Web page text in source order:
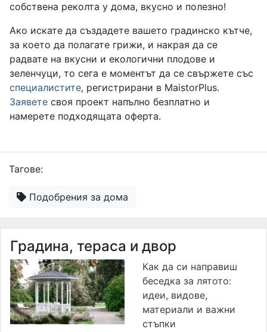
собствена реколта у дома, вкусно и полезно!
Ако искате да създадете вашето градинско кътче,
за което да полагате грижи, и накрая да се
радвате на вкусни и екологични плодове и
зеленчуци, то сега е моментът да се свържете със
специалистите, регистрирани в MaistorPlus.
Заявете своя проект напълно безплатно и
намерете подходящата оферта.
Тагове:
Подобрения за дома
Градина, тераса и двор
Как да си направиш
беседка за лятото:
идеи, видове,
материали и важни
стъпки